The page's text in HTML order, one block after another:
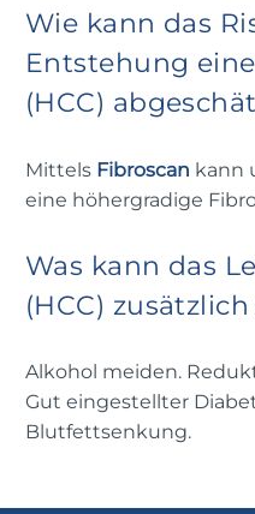
Wie kann das
Entstehung
(HCC)
Mittels Fibroscan kann
eine höhergradige
Was kann das
(HCC)
Alkohol meiden.
Gut eingestellter
Blutfettsenkung.